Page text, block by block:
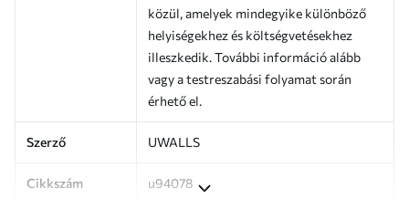
közül, amelyek mindegyike különböző
helyiségekhez és költségvetésekhez
illeszkedik. További információ alább
vagy a testreszabási folyamat során
érhető el.
Szerző UWALLS
Cikkszám u94078